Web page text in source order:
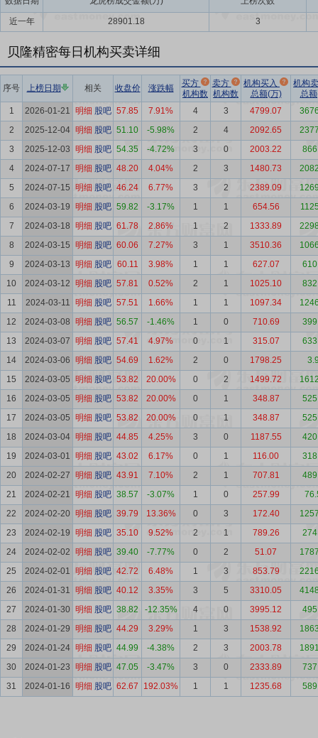
近一年 28901.18 3
贝隆精密每日机构买卖详细
序号 上榜日期 相关 收盘价 涨跌幅
买方
机构数
卖方
机构数
机构买入
总额(万)
机构
总
1
2026-01-21 明细 股吧 57.85 7.91% 4 3 4799.07
2
2025-12-04 明细 股吧 51.10 -5.98% 2 4 2092.65
3
2025-12-03 明细 股吧 54.35 -4.72% 3 0 2003.22
4
2024-07-17 明细 股吧 48.20 4.04% 2 3 1480.73
5
2024-07-15 明细 股吧 46.24 6.77% 3 2 2389.09
6
2024-03-19 明细 股吧 59.82 -3.17% 1 1 654.56
7
2024-03-18 明细 股吧 61.78 2.86% 1 2 1333.89
8
2024-03-15 明细 股吧 60.06 7.27% 3 1 3510.36
9
2024-03-13 明细 股吧 60.11 3.98% 1 1 627.07
10
2024-03-12 明细 股吧 57.81 0.52% 2 1 1025.10
11
2024-03-11 明细 股吧 57.51 1.66% 1 1 1097.34
12
2024-03-08 明细 股吧 56.57 -1.46% 1 0 710.69
13
2024-03-07 明细 股吧 57.41 4.97% 0 1 315.07
14
2024-03-06 明细 股吧 54.69 1.62% 2 0 1798.25
15
2024-03-05 明细 股吧 53.82 20.00% 0 2 1499.72
16
2024-03-05 明细 股吧 53.82 20.00% 0 1 348.87
17
2024-03-05 明细 股吧 53.82 20.00% 0 1 348.87
18
2024-03-04 明细 股吧 44.85 4.25% 3 0 1187.55
19
2024-03-01 明细 股吧 43.02 6.17% 0 1 116.00
20
2024-02-27 明细 股吧 43.91 7.10% 2 1 707.81
21
2024-02-21 明细 股吧 38.57 -3.07% 1 0 257.99
22
2024-02-20 明细 股吧 39.79 13.36% 0 3 172.40
23
2024-02-19 明细 股吧 35.10 9.52% 2 1 789.26
24
2024-02-02 明细 股吧 39.40 -7.77% 0 2 51.07
25
2024-02-01 明细 股吧 42.72 6.48% 1 3 853.79
26
2024-01-31 明细 股吧 40.12 3.35% 3 5 3310.05
27
2024-01-30 明细 股吧 38.82 -12.35% 4 0 3995.12
28
2024-01-29 明细 股吧 44.29 3.29% 1 3 1538.92
29
2024-01-24 明细 股吧 44.99 -4.38% 2 3 2003.78
30
2024-01-23 明细 股吧 47.05 -3.47% 3 0 2333.89
31
2024-01-16 明细 股吧 62.67 192.03% 1 1 1235.68